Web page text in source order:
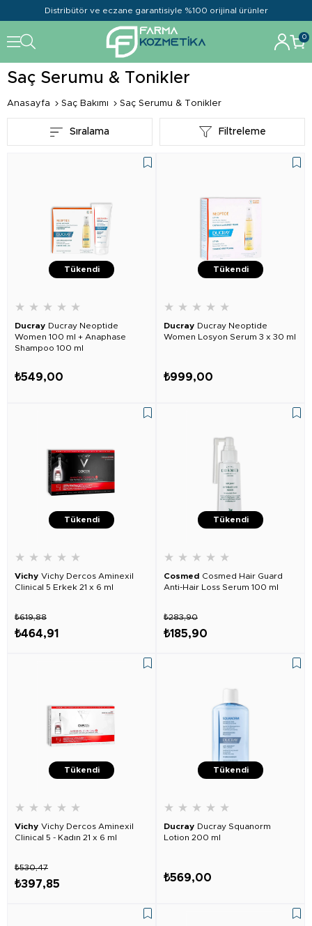
Distribütör ve eczane garantisiyle %100 orijinal ürünler
0
Saç Serumu & Tonikler
Anasayfa Saç Bakımı Saç Serumu & Tonikler
Filtreleme
Sıralama
Tükendi
★ ★ ★ ★ ★
Ducray Ducray Neoptide
Women 100 ml + Anaphase
Shampoo 100 ml
₺549,00
Tükendi
★ ★ ★ ★ ★
Ducray Ducray Neoptide
Women Losyon Serum 3 x 30 ml
₺999,00
Tükendi
★ ★ ★ ★ ★
Vichy Vichy Dercos Aminexil
Clinical 5 Erkek 21 x 6 ml
₺464,91
₺619,88
Tükendi
★ ★ ★ ★ ★
Cosmed Cosmed Hair Guard
Anti-Hair Loss Serum 100 ml
₺185,90
₺283,90
Tükendi
★ ★ ★ ★ ★
Vichy Vichy Dercos Aminexil
Clinical 5 - Kadın 21 x 6 ml
₺397,85
₺530,47
Tükendi
★ ★ ★ ★ ★
Ducray Ducray Squanorm
Lotion 200 ml
₺569,00